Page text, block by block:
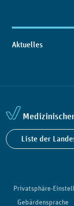
Aktuelles
Liste der
Privatsphäre-
Gebärdensprache